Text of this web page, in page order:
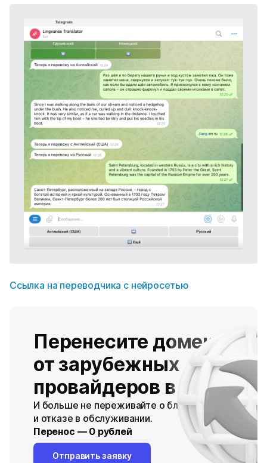
Ссылка на переводчика с нейросетью
Перенесите домены
от зарубежных
провайдеров в Timeweb
И больше не переживайте о блокировках
и отказе в обслуживании.
Перенос — 0 рублей
Отправить заявку